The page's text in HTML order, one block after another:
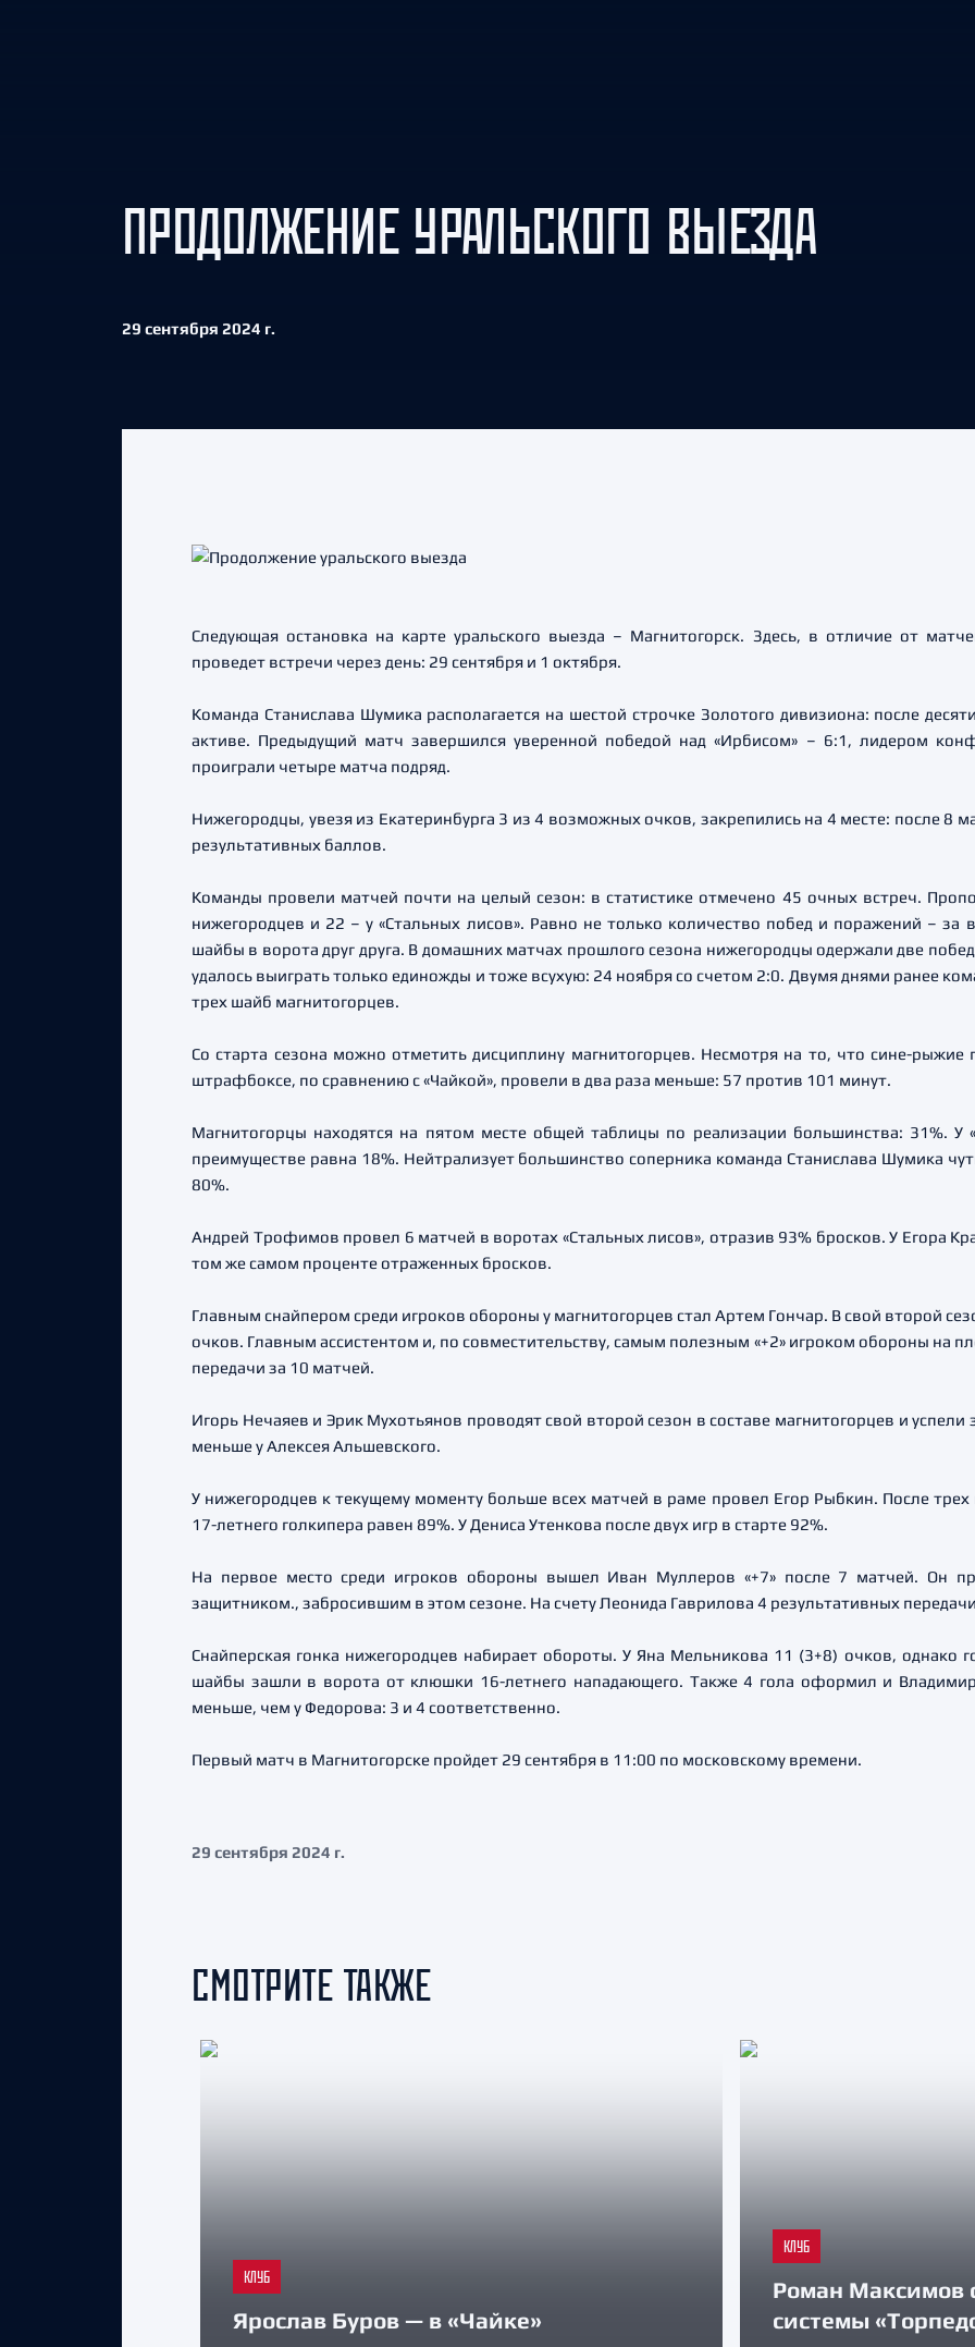
ПРОДОЛЖЕНИЕ УРАЛЬСКОГО ВЫЕЗДА
29 сентября 2024 г.
Следующая остановка на карте уральского выезда – Магнитогорск. Здесь, в отличие от
проведет встречи через день: 29 сентября и 1 октября.
Команда Станислава Шумика располагается на шестой строчке Золотого дивизиона: после
активе. Предыдущий матч завершился уверенной победой над «Ирбисом» – 6:1, лидером
проиграли четыре матча подряд.
Нижегородцы, увезя из Екатеринбурга 3 из 4 возможных очков, закрепились на 4 месте: после 8
результативных баллов.
Команды провели матчей почти на целый сезон: в статистике отмечено 45 очных встреч.
нижегородцев и 22 – у «Стальных лисов». Равно не только количество побед и поражений –
шайбы в ворота друг друга. В домашних матчах прошлого сезона нижегородцы одержали две
удалось выиграть только единожды и тоже всухую: 24 ноября со счетом 2:0. Двумя днями ранее
трех шайб магнитогорцев.
Со старта сезона можно отметить дисциплину магнитогорцев. Несмотря на то, что сине-
штрафбоксе, по сравнению с «Чайкой», провели в два раза меньше: 57 против 101 минут.
Магнитогорцы находятся на пятом месте общей таблицы по реализации большинства: 31%. У
преимуществе равна 18%. Нейтрализует большинство соперника команда Станислава Шумика
80%.
Андрей Трофимов провел 6 матчей в воротах «Стальных лисов», отразив 93% бросков. У Егора
том же самом проценте отраженных бросков.
Главным снайпером среди игроков обороны у магнитогорцев стал Артем Гончар. В свой второй
очков. Главным ассистентом и, по совместительству, самым полезным «+2» игроком обороны на
передачи за 10 матчей.
Игорь Нечаяев и Эрик Мухотьянов проводят свой второй сезон в составе магнитогорцев и
меньше у Алексея Альшевского.
У нижегородцев к текущему моменту больше всех матчей в раме провел Егор Рыбкин. После
17-летнего голкипера равен 89%. У Дениса Утенкова после двух игр в старте 92%.
На первое место среди игроков обороны вышел Иван Муллеров «+7» после 7 матчей. Он
защитником., забросившим в этом сезоне. На счету Леонида Гаврилова 4 результативных
Снайперская гонка нижегородцев набирает обороты. У Яна Мельникова 11 (3+8) очков, однако
шайбы зашли в ворота от клюшки 16-летнего нападающего. Также 4 гола оформил и
меньше, чем у Федорова: 3 и 4 соответственно.
Первый матч в Магнитогорске пройдет 29 сентября в 11:00 по московскому времени.
29 сентября 2024 г.
СМОТРИТЕ ТАКЖЕ
КЛУБ
Ярослав Буров — в «Чайке»
КЛУБ
Роман Максимов
системы